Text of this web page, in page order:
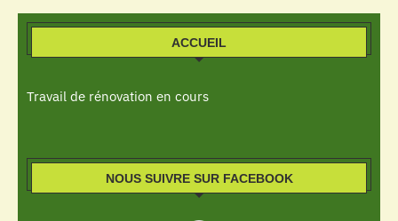
ACCUEIL
Travail de rénovation en cours
NOUS SUIVRE SUR FACEBOOK